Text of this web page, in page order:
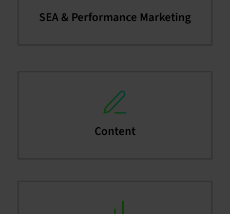
SEA & Performance Marketing
Content